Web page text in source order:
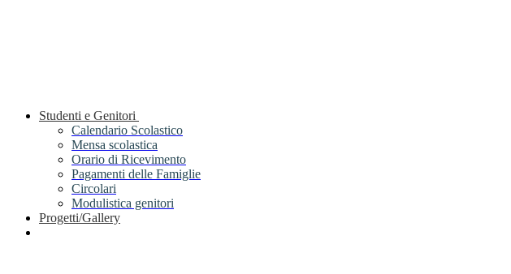
Studenti e Genitori
Calendario Scolastico
Mensa scolastica
Orario di Ricevimento
Pagamenti delle Famiglie
Circolari
Modulistica genitori
Progetti/Gallery